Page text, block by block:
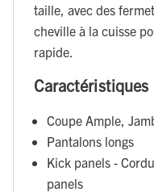
taille, avec des
cheville à la cuisse
rapide.
Caractéristiques
Coupe Ample,
Pantalons longs
Kick panels -
panels